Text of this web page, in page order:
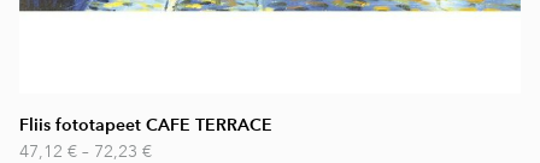
Fliis fototapeet CAFE TERRACE
47,12 € – 72,23 €